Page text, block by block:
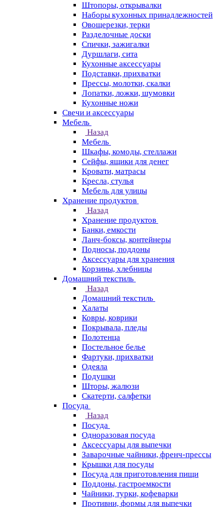
Штопоры, открывалки
Наборы кухонных принадлежностей
Овощерезки, терки
Разделочные доски
Спички, зажигалки
Дуршлаги, сита
Кухонные аксессуары
Подставки, прихватки
Прессы, молотки, скалки
Лопатки, ложки, шумовки
Кухонные ножи
Свечи и аксессуары
Мебель
Назад
Мебель
Шкафы, комоды, стеллажи
Сейфы, ящики для денег
Кровати, матрасы
Кресла, стулья
Мебель для улицы
Хранение продуктов
Назад
Хранение продуктов
Банки, емкости
Ланч-боксы, контейнеры
Подносы, поддоны
Аксессуары для хранения
Корзины, хлебницы
Домашний текстиль
Назад
Домашний текстиль
Халаты
Ковры, коврики
Покрывала, пледы
Полотенца
Постельное белье
Фартуки, прихватки
Одеяла
Подушки
Шторы, жалюзи
Скатерти, салфетки
Посуда
Назад
Посуда
Одноразовая посуда
Аксессуары для выпечки
Заварочные чайники, френч-прессы
Крышки для посуды
Посуда для приготовления пищи
Поддоны, гастроемкости
Чайники, турки, кофеварки
Противни, формы для выпечки